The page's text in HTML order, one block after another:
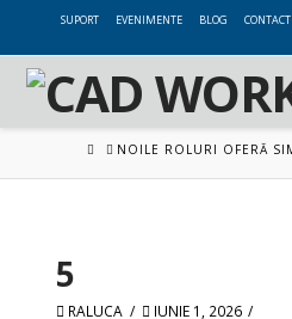
SUPORT EVENIMENTE BLOG CONTACT
HOMENOILE ROLURI OFERĂ
5
RALUCA IUNIE 1, 2026